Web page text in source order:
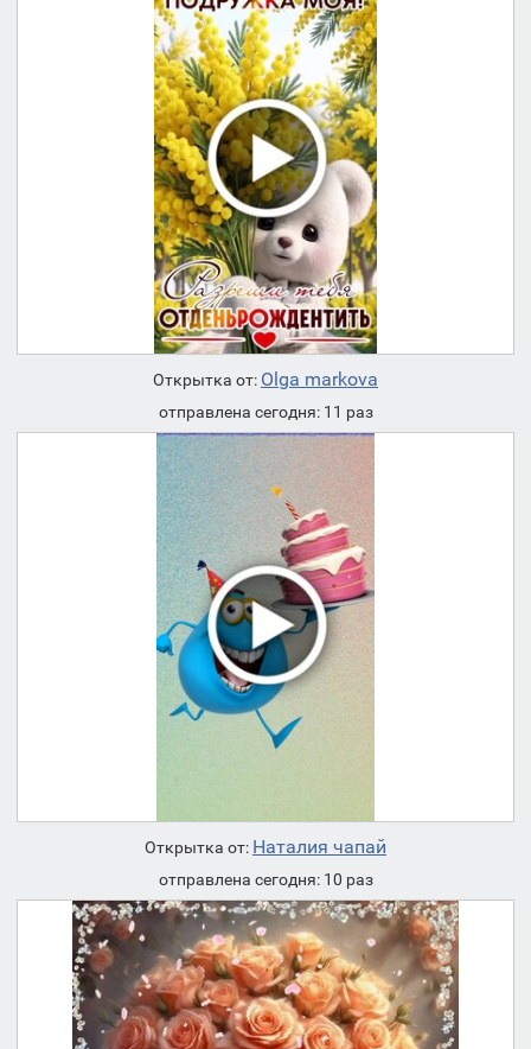
Открытка от: Olga markova
отправлена сегодня: 11 раз
Открытка от: Наталия чапай
отправлена сегодня: 10 раз